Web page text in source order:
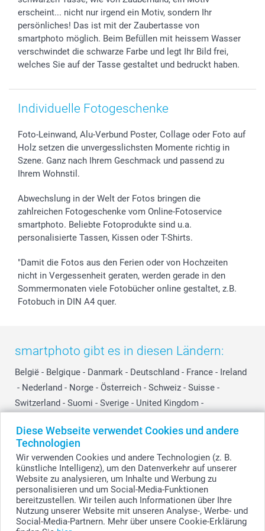
Diese Webseite verwendet Cookies und andere
Technologien
Wir verwenden Cookies und andere Technologien (z. B.
künstliche Intelligenz), um den Datenverkehr auf unserer
Website zu analysieren, um Inhalte und Werbung zu
personalisieren und um Social-Media-Funktionen
bereitzustellen. Wir teilen auch Informationen über Ihre
Nutzung unserer Website mit unseren Analyse-, Werbe- und
Social-Media-Partnern. Mehr über unsere Cookie-Erklärung
Geschenk-Gutscheine (PDF)
Partnerprogramme
Investor Relations
B2B smartbusiness
Widerrufsrecht
Hochzeit
Geburtstag
Geburt
Zu allen Anlässen
72h Lieferung
Zahlungsmöglichkeiten
Sitemap
Status der Bestellung
smartfriends
erscheint... nicht nur irgend ein Motiv, sondern Ihr
persönliches! Das ist mit der Zaubertasse von
smartphoto möglich. Beim Befüllen mit heissem Wasser
verschwindet die schwarze Farbe und legt Ihr Bild frei,
welches Sie auf der Tasse gestaltet und bedruckt haben.
Individuelle Fotogeschenke
Foto-Leinwand, Alu-Verbund Poster, Collage oder Foto auf
Holz setzen die unvergesslichsten Momente richtig in
Szene. Ganz nach Ihrem Geschmack und passend zu
Ihrem Wohnstil.
Abwechslung in der Welt der Fotos bringen die
zahlreichen Fotogeschenke vom Online-Fotoservice
smartphoto. Beliebte Fotoprodukte sind u.a.
personalisierte Tassen, Kissen oder T-Shirts.
"Damit die Fotos aus den Ferien oder von Hochzeiten
nicht in Vergessenheit geraten, werden gerade in den
Sommermonaten viele Fotobücher online gestaltet, z.B.
Fotobuch in DIN A4 quer.
smartphoto gibt es in diesen Ländern:
België - Belgique - Danmark - Deutschland - France - Ireland
- Nederland - Norge - Österreich - Schweiz - Suisse -
Switzerland - Suomi - Sverige - United Kingdom -
Other Countries
© smartphoto Group. Alle Rechte vorbehalten.
Alle Preise verstehen sich in EURO (€) inkl. MwSt. und zzgl. Versandkosten.